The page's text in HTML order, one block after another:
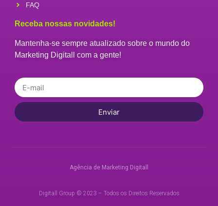
FAQ
Receba nossas novidades!
Mantenha-se sempre atualizado sobre o mundo do
Marketing Digitall com a gente!
Enviar
Agência de Marketing Digitall
Digitall Group © 2023 – Todos os Direitos Reservados